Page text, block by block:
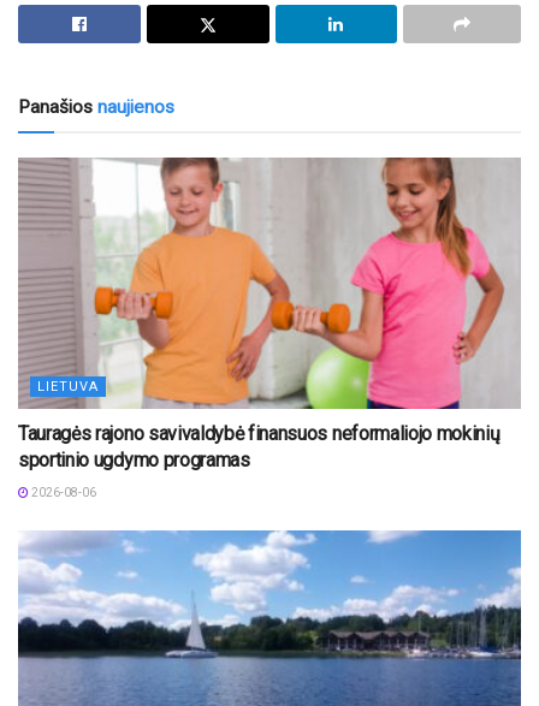
Panašios naujienos
LIETUVA
Tauragės rajono savivaldybė finansuos neformaliojo mokinių
sportinio ugdymo programas
2026-08-06